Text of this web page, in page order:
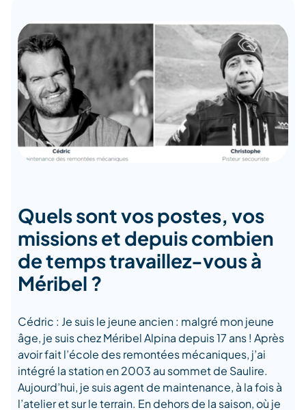
Quels sont vos postes, vos
missions et depuis combien
de temps travaillez-vous à
Méribel ?
Cédric : Je suis le jeune ancien : malgré mon jeune
âge, je suis chez Méribel Alpina depuis 17 ans ! Après
avoir fait l’école des remontées mécaniques, j’ai
intégré la station en 2003 au sommet de Saulire.
Aujourd’hui, je suis agent de maintenance, à la fois à
l’atelier et sur le terrain. En dehors de la saison, où je